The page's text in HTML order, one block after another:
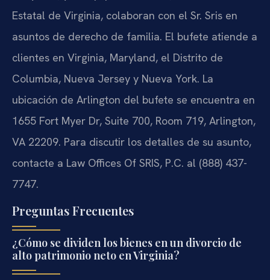
Estatal de Virginia, colaboran con el Sr. Sris en
asuntos de derecho de familia. El bufete atiende a
clientes en Virginia, Maryland, el Distrito de
Columbia, Nueva Jersey y Nueva York. La
ubicación de Arlington del bufete se encuentra en
1655 Fort Myer Dr, Suite 700, Room 719, Arlington,
VA 22209. Para discutir los detalles de su asunto,
contacte a Law Offices Of SRIS, P.C. al (888) 437-
7747.
Preguntas Frecuentes
¿Cómo se dividen los bienes en un divorcio de
alto patrimonio neto en Virginia?